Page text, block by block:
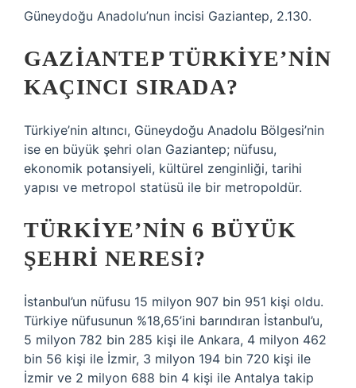
Güneydoğu Anadolu’nun incisi Gaziantep, 2.130.
GAZIANTEP TÜRKIYE’NIN
KAÇINCI SIRADA?
Türkiye’nin altıncı, Güneydoğu Anadolu Bölgesi’nin
ise en büyük şehri olan Gaziantep; nüfusu,
ekonomik potansiyeli, kültürel zenginliği, tarihi
yapısı ve metropol statüsü ile bir metropoldür.
TÜRKIYE’NIN 6 BÜYÜK
ŞEHRI NERESI?
İstanbul’un nüfusu 15 milyon 907 bin 951 kişi oldu.
Türkiye nüfusunun %18,65’ini barındıran İstanbul’u,
5 milyon 782 bin 285 kişi ile Ankara, 4 milyon 462
bin 56 kişi ile İzmir, 3 milyon 194 bin 720 kişi ile
İzmir ve 2 milyon 688 bin 4 kişi ile Antalya takip